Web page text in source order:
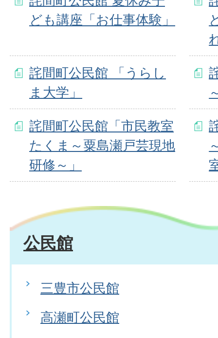
ども講座「お仕事体験」
詫間町公民館 「うらし
ま大学」
詫間町公民館「市民教室
たくま～粟島瀬戸芸現地
研修～」
公民館
三豊市公民館
高瀬町公民館